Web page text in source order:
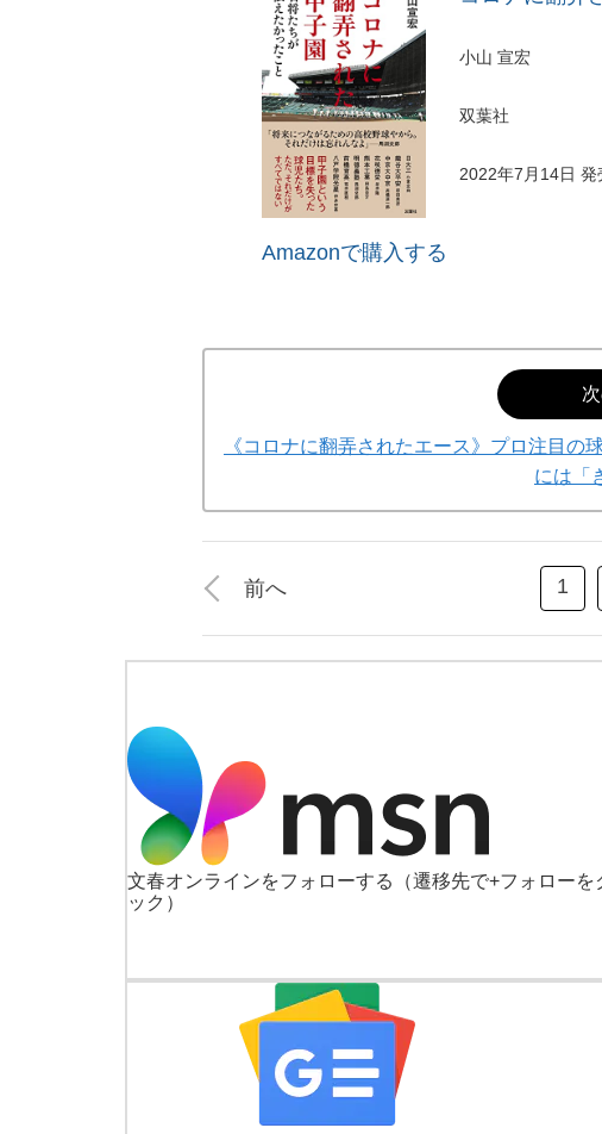
小山 宣宏
双葉社
2022年7月14日 発
Amazonで購入する
《コロナに翻弄されたエース》プロ注目
には「
前へ 1
文春オンラインをフォローする
（遷移先で+フォローを
ック）